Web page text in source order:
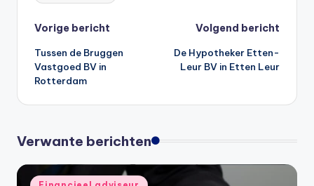
Bericht
navigatie
Vorige bericht
Tussen de Bruggen
Vastgoed BV in
Rotterdam
Volgend bericht
De Hypotheker Etten-
Leur BV in Etten Leur
Verwante berichten
Geplaatst